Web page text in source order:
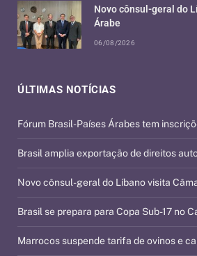
ÚLTIMAS NOTÍCIAS
Fórum Brasil-Países Árabes tem
Brasil amplia exportação de direitos
Novo cônsul-geral do Líbano visita
Brasil se prepara para Copa Sub-17 no
Marrocos suspende tarifa de ovinos e
Novo cônsul-geral do
Árabe
06/08/2026